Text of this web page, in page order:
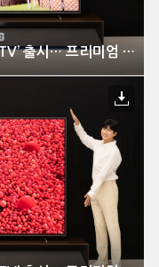
삼성전자, 세계 최초 ‘마이크로 RGB TV’ 출시… 프리미엄 TV 기술의 새 기준 제시